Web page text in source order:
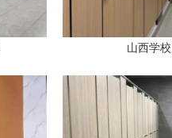
山西学